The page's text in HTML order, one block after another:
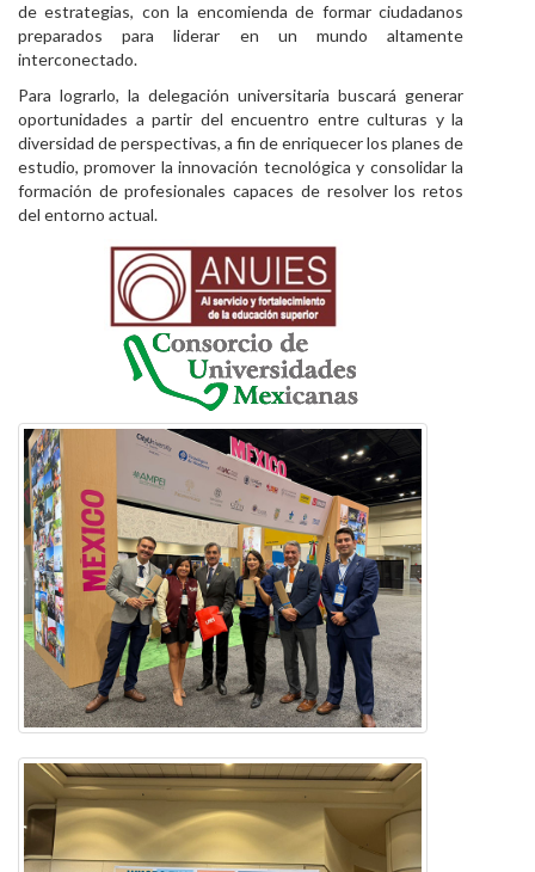
de estrategias, con la encomienda de formar ciudadanos
preparados para liderar en un mundo altamente
interconectado.
Para lograrlo, la delegación universitaria buscará generar
oportunidades a partir del encuentro entre culturas y la
diversidad de perspectivas, a fin de enriquecer los planes de
estudio, promover la innovación tecnológica y consolidar la
formación de profesionales capaces de resolver los retos
del entorno actual.